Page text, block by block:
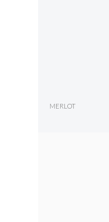
MERLOT